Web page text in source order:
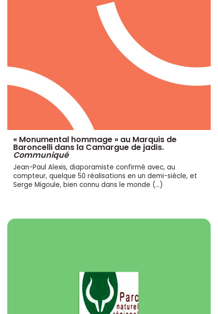
« Monumental hommage » au Marquis de
Baroncelli dans la Camargue de jadis.
Communiqué
Jean-Paul Alexis, diaporamiste confirmé avec, au
compteur, quelque 50 réalisations en un demi-siècle, et
Serge Migoule, bien connu dans le monde (…)